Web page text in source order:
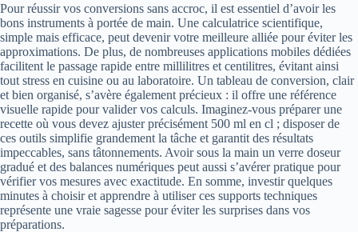
Pour réussir vos conversions sans accroc, il est essentiel d’avoir les
bons instruments à portée de main. Une calculatrice scientifique,
simple mais efficace, peut devenir votre meilleure alliée pour éviter les
approximations. De plus, de nombreuses applications mobiles dédiées
facilitent le passage rapide entre millilitres et centilitres, évitant ainsi
tout stress en cuisine ou au laboratoire. Un tableau de conversion, clair
et bien organisé, s’avère également précieux : il offre une référence
visuelle rapide pour valider vos calculs. Imaginez-vous préparer une
recette où vous devez ajuster précisément 500 ml en cl ; disposer de
ces outils simplifie grandement la tâche et garantit des résultats
impeccables, sans tâtonnements. Avoir sous la main un verre doseur
gradué et des balances numériques peut aussi s’avérer pratique pour
vérifier vos mesures avec exactitude. En somme, investir quelques
minutes à choisir et apprendre à utiliser ces supports techniques
représente une vraie sagesse pour éviter les surprises dans vos
préparations.